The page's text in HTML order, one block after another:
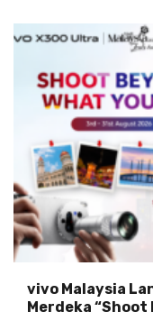
vivo Malaysia
Merdeka “Shoot